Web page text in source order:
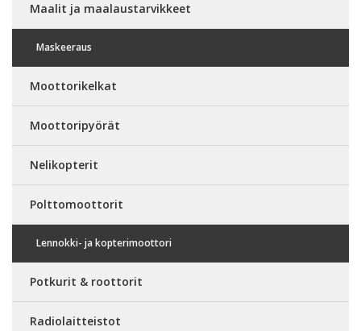
Maalit ja maalaustarvikkeet
Maskeeraus
Moottorikelkat
Moottoripyörät
Nelikopterit
Polttomoottorit
Lennokki- ja kopterimoottori
Potkurit & roottorit
Radiolaitteistot